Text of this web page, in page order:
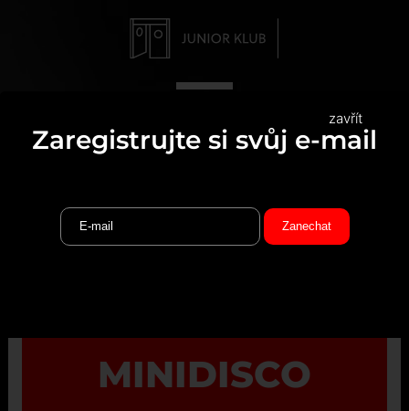
MINIDISCO
zavřít
Zaregistrujte si svůj e-mail